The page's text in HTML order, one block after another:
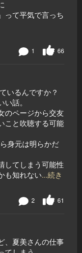
って平気で言っち
66
1
いるんですか？
話。
のページから交友
こと吹聴する可能
身元は明らかだ
してしまう可能性
も知れない...続き
61
2
、夏美さんの仕事